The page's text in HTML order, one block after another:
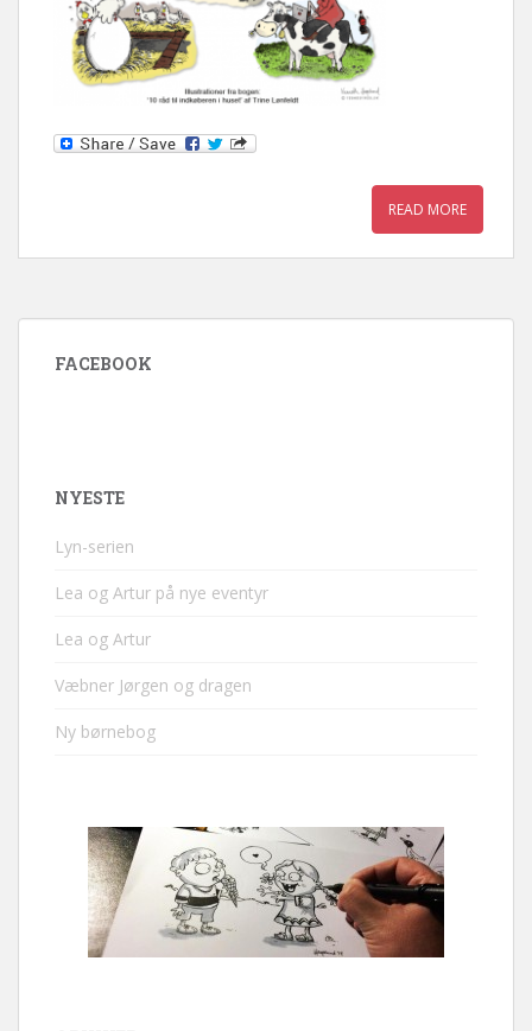
READ MORE
FACEBOOK
NYESTE
Lyn-serien
Lea og Artur på nye eventyr
Lea og Artur
Væbner Jørgen og dragen
Ny børnebog